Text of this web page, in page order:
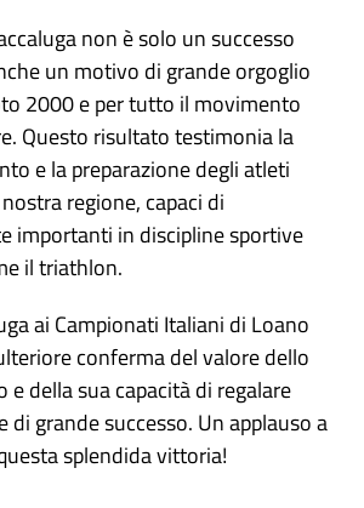
non è solo un successo
un motivo di grande orgoglio
2000 e per tutto il movimento
Questo risultato testimonia la
e la preparazione degli atleti
regione, capaci di
importanti in discipline sportive
il triathlon.
ai Campionati Italiani di Loano
conferma del valore dello
e della sua capacità di regalare
di grande successo. Un applauso a
splendida vittoria!